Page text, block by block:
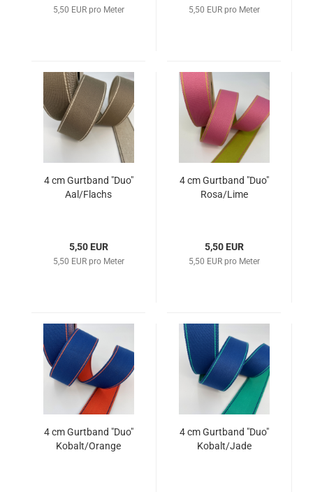
5,50 EUR pro Meter 5,50 EUR pro Meter
4 cm Gurtband "Duo"
Aal/Flachs
5,50 EUR
5,50 EUR pro Meter
4 cm Gurtband "Duo"
Rosa/Lime
5,50 EUR
5,50 EUR pro Meter
4 cm Gurtband "Duo"
Kobalt/Orange
4 cm Gurtband "Duo"
Kobalt/Jade